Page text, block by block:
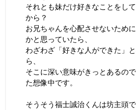
それとも妹だけ好きなことをし
から？
お兄ちゃんを心配させないため
かと思っていたら、
わざわざ「好きな人ができた」
ら、
そこに深い意味がきっとあるの
た想像中です。
そうそう福士誠治くんは坊主頭で